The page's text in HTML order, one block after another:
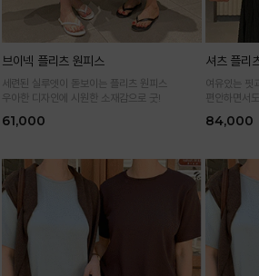
브이넥 플리츠 원피스
세련된 실루엣이 돋보이는 플리츠 원피스
우아한 디자인에 시원한 소재감으로 굿!
61,000
셔츠 플리
여유있는 핏
편안하면서
84,000